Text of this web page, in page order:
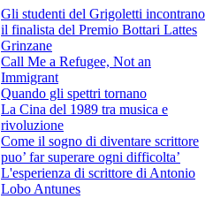
Gli studenti del Grigoletti incontrano
il finalista del Premio Bottari Lattes
Grinzane
Call Me a Refugee, Not an
Immigrant
Quando gli spettri tornano
La Cina del 1989 tra musica e
rivoluzione
Come il sogno di diventare scrittore
puo’ far superare ogni difficolta’
L'esperienza di scrittore di Antonio
Lobo Antunes